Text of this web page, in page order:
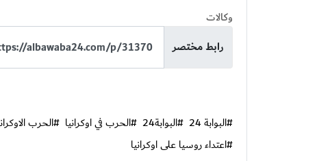
وكالات
رابط مختصر
#البوابة 24 #البوابة24 #الحرب في اوكرانيا #الحرب
#اعتداء روسيا على اوكرانيا